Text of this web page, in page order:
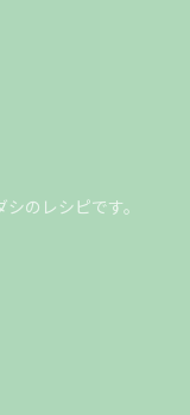
のレシピです。